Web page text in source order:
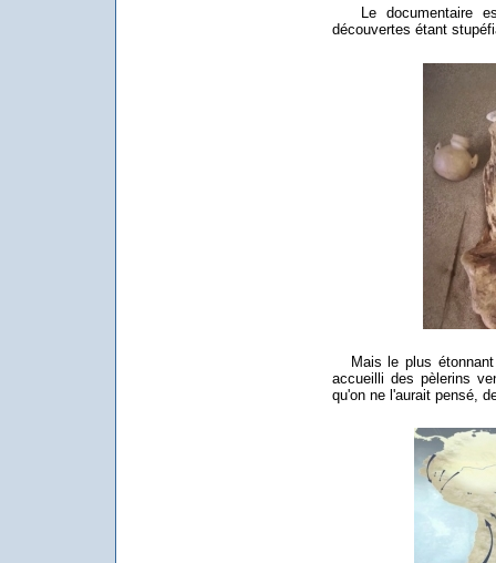
Le documentaire
découvertes étant
Mais le plus étonnant
accueilli des pèlerins
qu'on ne l'aurait pensé,